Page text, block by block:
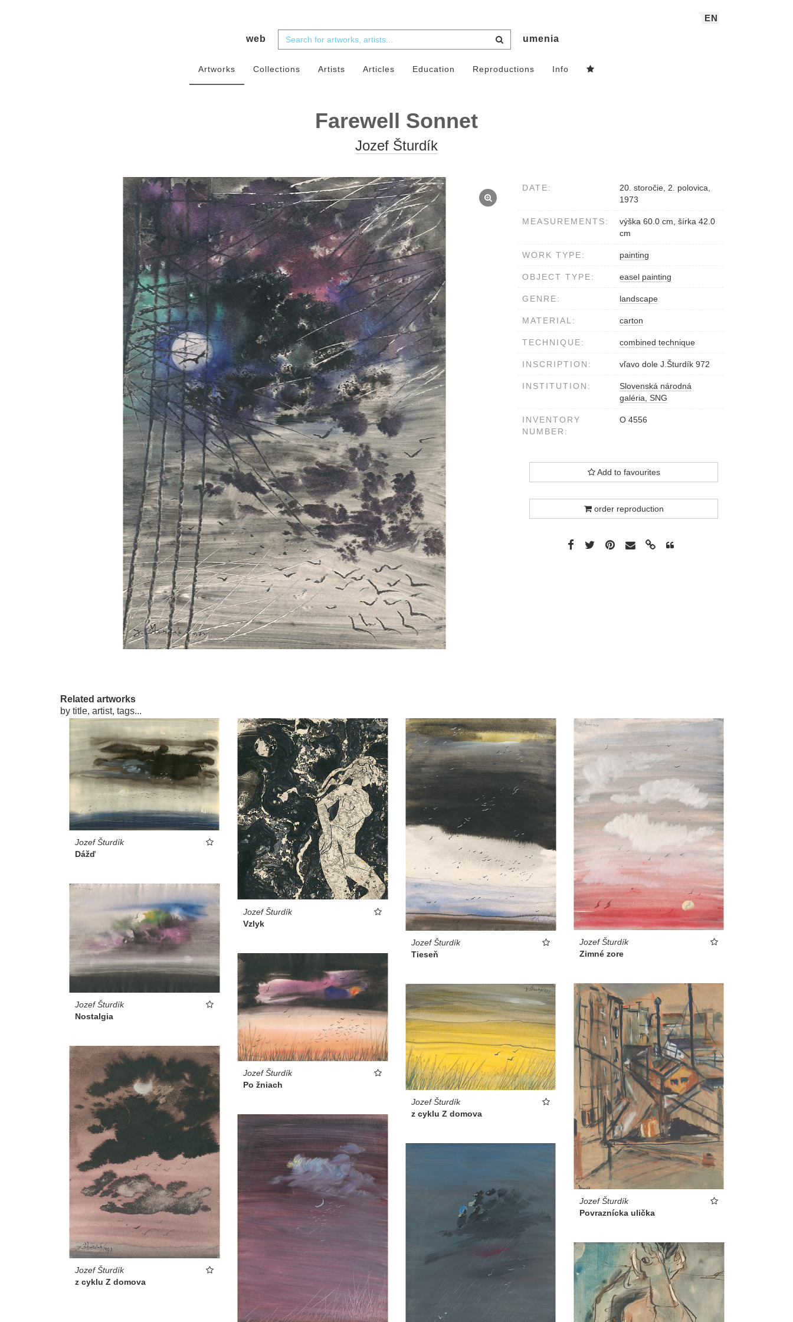
EN
web umenia
Artworks Collections Artists Articles Education Reproductions Info
Farewell Sonnet
Jozef Šturdík
DATE:
20. storočie, 2. polovica,
1973
MEASUREMENTS:
výška 60.0 cm, šírka 42.0
cm
WORK TYPE: painting
OBJECT TYPE: easel painting
GENRE: landscape
MATERIAL: carton
TECHNIQUE: combined technique
INSCRIPTION: vľavo dole J.Šturdík 972
INSTITUTION:
Slovenská národná
galéria, SNG
INVENTORY
NUMBER:
O 4556
Add to favourites
order reproduction
Related artworks
by title, artist, tags...
Jozef Šturdík
Dážď
Jozef Šturdík
Vzlyk
Jozef Šturdík
Tieseň
Jozef Šturdík
Zimné zore
Jozef Šturdík
Nostalgia
Jozef Šturdík
Po žniach
Jozef Šturdík
Povraznícka ulička
Jozef Šturdík
z cyklu Z domova
Jozef Šturdík
z cyklu Z domova